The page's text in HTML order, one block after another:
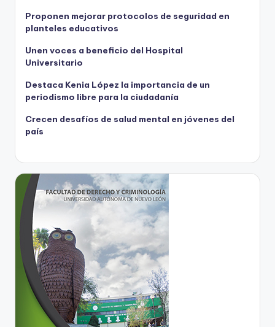
Proponen mejorar protocolos de seguridad en
planteles educativos
Unen voces a beneficio del Hospital
Universitario
Destaca Kenia López la importancia de un
periodismo libre para la ciudadanía
Crecen desafíos de salud mental en jóvenes del
país